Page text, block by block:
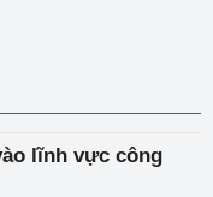
lĩnh vực công